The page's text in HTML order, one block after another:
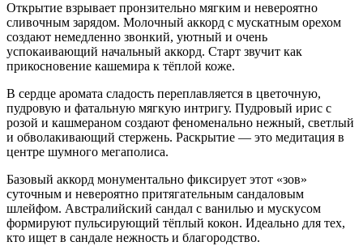
Открытие взрывает пронзительно мягким и невероятно
сливочным зарядом. Молочный аккорд с мускатным орехом
создают немедленно звонкий, уютный и очень
успокаивающий начальный аккорд. Старт звучит как
прикосновение кашемира к тёплой коже.
В сердце аромата сладость переплавляется в цветочную,
пудровую и фатальную мягкую интригу. Пудровый ирис с
розой и кашмераном создают феноменально нежный, светлый
и обволакивающий стержень. Раскрытие — это медитация в
центре шумного мегаполиса.
Базовый аккорд монументально фиксирует этот «зов»
суточным и невероятно притягательным сандаловым
шлейфом. Австралийский сандал с ванилью и мускусом
формируют пульсирующий тёплый кокон. Идеально для тех,
кто ищет в сандале нежность и благородство.